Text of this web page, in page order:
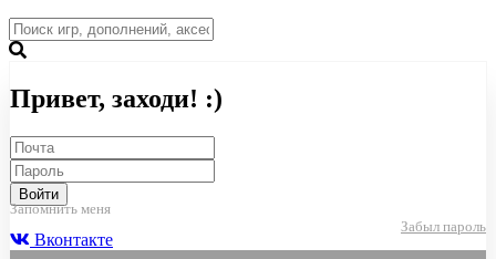
Привет, заходи! :)
Войти
Запомнить меня
Забыл пароль
Вконтакте